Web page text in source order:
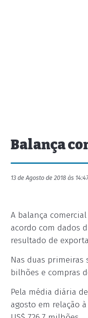
Balança
13 de Agosto de 2018 às
A balança
acordo com dados
resultado de
Nas duas primeiras
bilhões e compras
Pela média diária
agosto em relação